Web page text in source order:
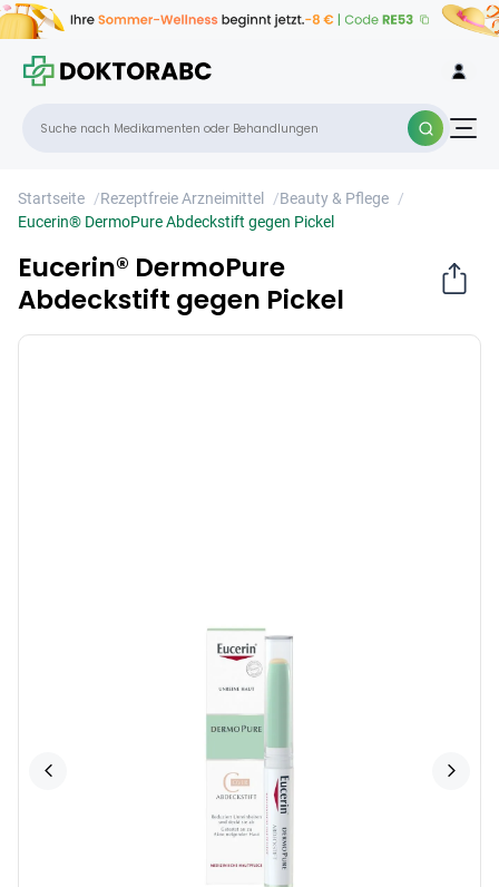
Startseite /Rezeptfreie Arzneimittel /Beauty & Pflege /
Eucerin® DermoPure Abdeckstift gegen Pickel
Eucerin® DermoPure
Abdeckstift gegen Pickel
Pickel
×